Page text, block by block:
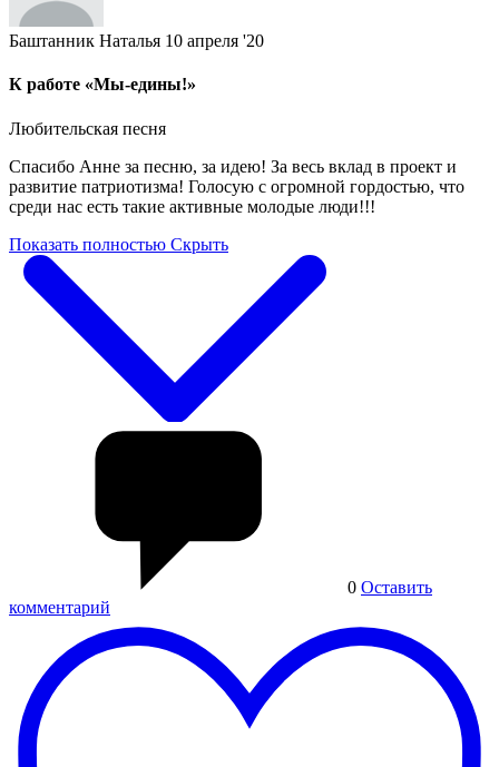
Баштанник Наталья 10 апреля '20
К работе «Мы-едины!»
Любительская песня
Спасибо Анне за песню, за идею! За весь вклад в проект и
развитие патриотизма! Голосую с огромной гордостью, что
среди нас есть такие активные молодые люди!!!
Показать полностью Скрыть
0 Оставить
комментарий